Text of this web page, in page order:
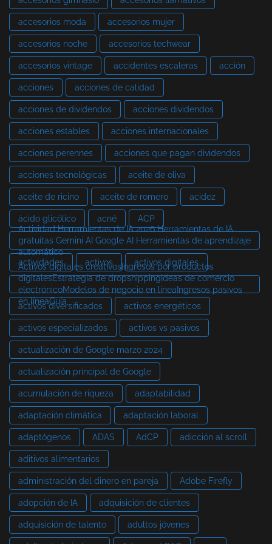
accesorios moda accesorios mujer
accesorios noche accesorios techwear
accesorios vintage accidentes escaleras acción
acciones acciones de calidad
acciones de dividendos acciones dividendos
acciones estables acciones internacionales
acciones perennes acciones que pagan dividendos
acciones tecnológicas aceite de oliva
aceite de ricino aceite de romero acidez
ácido glicólico acné
ACP
Actividad Herramientas de IA 2026 Herramientas de IA
gratuitas Gemini AI Google AI Herramientas de aprendizaje
automático
actividades
activos activos digitales
Activos digitales creativosIngresos por productos
digitalesEstrategia de dropshippingIdeas de comercio
electrónicoModelos de negocio en líneaIngresos pasivos
en líneaGuía
activos diversificados activos energéticos
activos especializados activos vs pasivos
actualización de Google marzo 2024
actualización principal de Google
acumulación de riqueza adaptabilidad
adaptación climática adaptación laboral
adaptógenos ADAS AdCP adicción al scroll
aditivos alimentarios
administración del dinero en pareja Adobe Firefly
adopción de IA adquisición de clientes
adquisición de talento adultos jóvenes